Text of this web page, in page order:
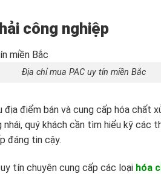
công nghiệp
Địa chỉ mua PAC uy tín miền Bắc
điểm bán và cung cấp hóa chất
nhái, quý khách cần tìm hiểu kỹ các
đáng tin cậy.
tín chuyên cung cấp các loại hóa